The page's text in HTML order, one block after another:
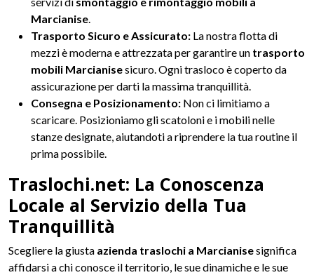
Marcianise.
Trasporto Sicuro e Assicurato: La nostra flotta di
mezzi è moderna e attrezzata per garantire un trasporto
mobili Marcianisesicuro. Ogni trasloco è coperto da
assicurazione per darti la massima tranquillità.
Consegna e Posizionamento: Non ci limitiamo a
scaricare. Posizioniamo gli scatoloni e i mobili nelle
stanze designate, aiutandoti a riprendere la tua routine il
prima possibile.
Traslochi.net: La Conoscenza
Locale al Servizio della Tua
Tranquillità
Scegliere la giusta azienda traslochi a Marcianisesignifica
affidarsi a chi conosce il territorio, le sue dinamiche e le sue